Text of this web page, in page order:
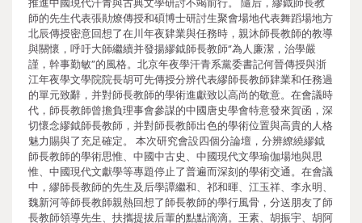
師的先生代表張勛燎傳授和碩博士研討生聚會場地代表舞蹈場地方
北辰傳授密意回想了在川年夜肄業與任務時，親沐師長教師的教導
與關懷，呼吁大師繼續并發揚繆鉞師長教師“為人廉潔，治學嚴
謹，幹事勤敏”的風格。北京年夜學汗青系黨委書記何晉傳授與浙
江年夜學文學院院長胡可先傳授分辨代表繆師長教師肄業和任務過
的單元致辭，并對師長教師的學術進獻致以高尚的敬意。在會議時
代，師長教師曾擔負理事會參謀的中國唐史學會特意發來賀函，深
切懷念繆鉞師長教師，并對師長教師出色的學術位置與高貴的人格
魅力賜與了充足確定。 本次研究會設四個分論壇，分辨繚繞繆鉞
師長教師的學術思惟、中國中古史、中國現代文學瑜伽場地與思
惟、中國現代文獻學等專題停止了普遍而深刻的學術交通。在會議
中，繆師長教師的先生及后學譚繼和、祁和暉、江玉祥、李永明、
魏新河等師長教師親熱回想了師長教師的學行風骨，分送朋友了師
長教師領導先生、扶攜提拔后輩的點點滴滴。王素、胡振宇、胡阿